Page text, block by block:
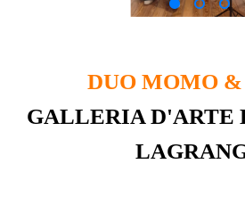
DUO MOMO
GALLERIA D'ARTE